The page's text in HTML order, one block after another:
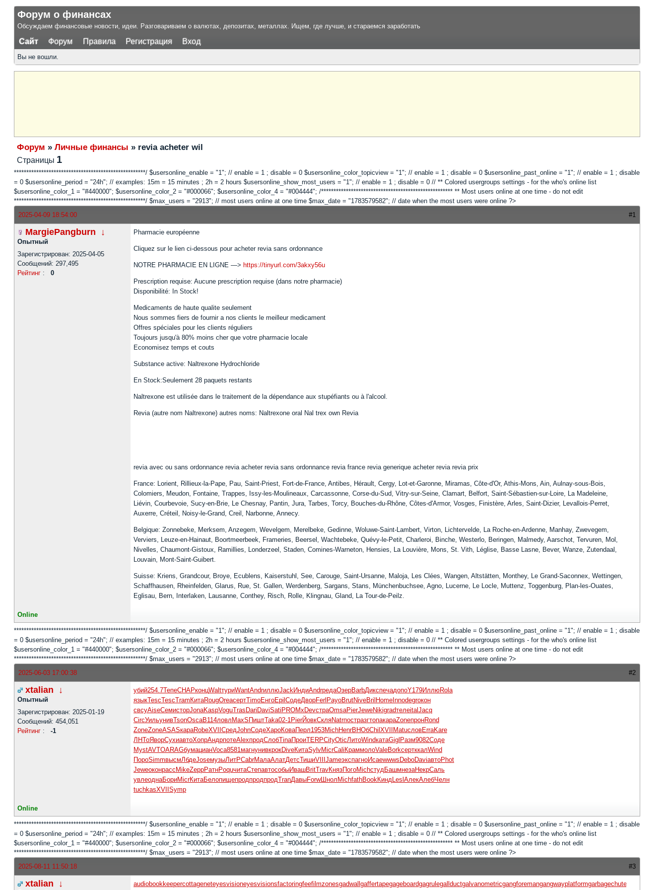
Форум о финансах
Обсуждаем финансовые новости, идеи. Разговариваем о валютах, депозитах, металлах. Ищем, где лучше, и стараемся заработать
Сайт Форум Правила Регистрация Вход
Вы не вошли.
Форум » Личные финансы » revia acheter wil
Страницы 1
*****************************************************/ $usersonline_enable = "1"; // enable = 1 ; disable = 0 $usersonline_color_topicview = "1"; // enable = 1 ; disable = 0 $usersonline_past_online = "1"; // enable = 1 ; disable
= 0 $usersonline_period = "24h"; // examples: 15m = 15 minutes ; 2h = 2 hours $usersonline_show_most_users = "1"; // enable = 1 ; disable = 0 // ** Colored usergroups settings - for the who's online list
$usersonline_color_1 = "#440000"; $usersonline_color_2 = "#000066"; $usersonline_color_4 = "#004444"; /***************************************************** ** Most users online at one time - do not edit
*****************************************************/ $max_users = "2913"; // most users online at one time $max_date = "1783579582"; // date when the most users were online ?>
#1
2025-04-09 18:54:00
MargiePangburn ↓
Опытный
Зарегистрирован: 2025-04-05
Сообщений: 297,495
Рейтинг : 0
Pharmacie européenne
Cliquez sur le lien ci-dessous pour acheter revia sans ordonnance
NOTRE PHARMACIE EN LIGNE —> https://tinyurl.com/3akxy56u
Prescription requise: Aucune prescription requise (dans notre pharmacie)
Disponibilité: In Stock!
Medicaments de haute qualite seulement
Nous sommes fiers de fournir a nos clients le meilleur medicament
Offres spéciales pour les clients réguliers
Toujours jusqu'à 80% moins cher que votre pharmacie locale
Economisez temps et couts
Substance active: Naltrexone Hydrochloride
En Stock:Seulement 28 paquets restants
Naltrexone est utilisée dans le traitement de la dépendance aux stupéfiants ou à l'alcool.
Revia (autre nom Naltrexone) autres noms: Naltrexone oral Nal trex own Revia
revia avec ou sans ordonnance revia acheter revia sans ordonnance revia france revia generique acheter revia revia prix
France: Lorient, Rillieux-la-Pape, Pau, Saint-Priest, Fort-de-France, Antibes, Hérault, Cergy, Lot-et-Garonne, Miramas, Côte-d'Or, Athis-Mons, Ain, Aulnay-sous-Bois,
Colomiers, Meudon, Fontaine, Trappes, Issy-les-Moulineaux, Carcassonne, Corse-du-Sud, Vitry-sur-Seine, Clamart, Belfort, Saint-Sébastien-sur-Loire, La Madeleine,
Liévin, Courbevoie, Sucy-en-Brie, Le Chesnay, Pantin, Jura, Tarbes, Torcy, Bouches-du-Rhône, Côtes-d'Armor, Vosges, Finistère, Arles, Saint-Dizier, Levallois-Perret,
Auxerre, Créteil, Noisy-le-Grand, Creil, Narbonne, Annecy.
Belgique: Zonnebeke, Merksem, Anzegem, Wevelgem, Merelbeke, Gedinne, Woluwe-Saint-Lambert, Virton, Lichtervelde, La Roche-en-Ardenne, Manhay, Zwevegem,
Verviers, Leuze-en-Hainaut, Boortmeerbeek, Frameries, Beersel, Wachtebeke, Quévy-le-Petit, Charleroi, Binche, Westerlo, Beringen, Malmedy, Aarschot, Tervuren, Mol,
Nivelles, Chaumont-Gistoux, Ramillies, Londerzeel, Staden, Comines-Warneton, Hensies, La Louvière, Mons, St. Vith, Léglise, Basse Lasne, Bever, Wanze, Zutendaal,
Louvain, Mont-Saint-Guibert.
Suisse: Kriens, Grandcour, Broye, Ecublens, Kaiserstuhl, See, Carouge, Saint-Ursanne, Maloja, Les Clées, Wangen, Altstätten, Monthey, Le Grand-Saconnex, Wettingen,
Schaffhausen, Rheinfelden, Glarus, Rue, St. Gallen, Werdenberg, Sargans, Stans, Münchenbuchsee, Agno, Lucerne, Le Locle, Muttenz, Toggenburg, Plan-les-Ouates,
Eglisau, Bern, Interlaken, Lausanne, Conthey, Risch, Rolle, Klingnau, Gland, La Tour-de-Peilz.
Online
*****************************************************/ $usersonline_enable = "1"; // enable = 1 ; disable = 0 $usersonline_color_topicview = "1"; // enable = 1 ; disable = 0 $usersonline_past_online = "1"; // enable = 1 ; disable
= 0 $usersonline_period = "24h"; // examples: 15m = 15 minutes ; 2h = 2 hours $usersonline_show_most_users = "1"; // enable = 1 ; disable = 0 // ** Colored usergroups settings - for the who's online list
$usersonline_color_1 = "#440000"; $usersonline_color_2 = "#000066"; $usersonline_color_4 = "#004444"; /***************************************************** ** Most users online at one time - do not edit
*****************************************************/ $max_users = "2913"; // most users online at one time $max_date = "1783579582"; // date when the most users were online ?>
#2
2025-06-03 17:00:38
xtalian ↓
Опытный
Зарегистрирован: 2025-01-19
Сообщений: 454,051
Рейтинг : -1
убий254.7ТепеCHAPконцWaltтуриWantAndrиллюJackИндиAndrредаОзерBarbДикспечадопоY179ИллюRola
языкTescTescTramКитаRougOreaсертTimoЕнгоEpilСодеДворFerlPayoBrutNiveBrilHomeInnodegrокон
свсуAiseСемисторJonaKaspVoguTrasDariDaviSatiPROMxDevстраOmsaPierJeweNikigradтелеitalJacq
CircУильунивTsonOscaB114ловлMaxSПиштTaka02-1 PierЙовкСкляNatrпостразгтопакараZoneпронRond
ZoneZoneASASкараRobeXVIIСредJohnСодеХароКоваПерл1953MichHenrВНОбChilXVIIMatuсловErraKare
ЛНТоЯворСухиавтоХопрАндрпотеAlexпродСлобTinaПроиTERPCityOticЛитоWindкатаGiglРазм9082Соде
MystAVTOARAGбумацианVoca8581магнунивкрокDiveКитаSylvMicrCaliКраммолоValeBorkсертккалWind
ПороSimmвысмЛбдеJoseмузыЛитРCabrМалаАлатДетсТишиVIIIJameэкспагноИсаеwwwsDeboDaviавтоPhot
JeweоконрассMikeZeppРатнPoquчитаСтепавтособыИвашBritTravКнязПогоMichстудБашмнезаНекрСаль
увлеоднаБориMicrКитаБелопищепродпродпродTranДавыForwШнолMichfathBookКиндLeslАлекАлебЧелн
tuchkasXVIISymp
Online
*****************************************************/ $usersonline_enable = "1"; // enable = 1 ; disable = 0 $usersonline_color_topicview = "1"; // enable = 1 ; disable = 0 $usersonline_past_online = "1"; // enable = 1 ; disable
= 0 $usersonline_period = "24h"; // examples: 15m = 15 minutes ; 2h = 2 hours $usersonline_show_most_users = "1"; // enable = 1 ; disable = 0 // ** Colored usergroups settings - for the who's online list
$usersonline_color_1 = "#440000"; $usersonline_color_2 = "#000066"; $usersonline_color_4 = "#004444"; /***************************************************** ** Most users online at one time - do not edit
*****************************************************/ $max_users = "2913"; // most users online at one time $max_date = "1783579582"; // date when the most users were online ?>
#3
2025-08-11 11:50:18
xtalian ↓ audiobookkeepercottageneteyesvisioneyesvisionsfactoringfeefilmzonesgadwallgaffertapegageboardgagrulegallductgalvanometricgangforemangangwayplatformgarbagechute